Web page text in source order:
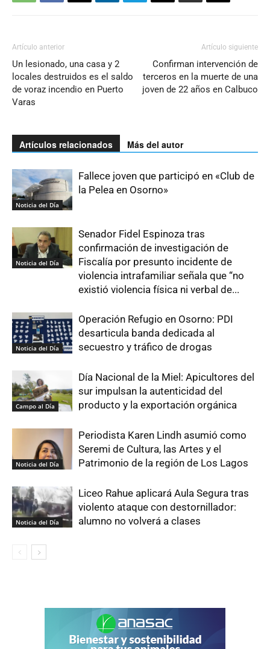
Artículo anterior
Un lesionado, una casa y 2
locales destruidos es el saldo
de voraz incendio en Puerto
Varas
Artículo siguiente
Confirman intervención de
terceros en la muerte de una
joven de 22 años en Calbuco
Artículos relacionados Más del autor
Noticia del Día
Fallece joven que participó en «Club de
la Pelea en Osorno»
Noticia del Día
Senador Fidel Espinoza tras
confirmación de investigación de
Fiscalía por presunto incidente de
violencia intrafamiliar señala que “no
existió violencia física ni verbal de...
Noticia del Día
Operación Refugio en Osorno: PDI
desarticula banda dedicada al
secuestro y tráfico de drogas
Campo al Día
Día Nacional de la Miel: Apicultores del
sur impulsan la autenticidad del
producto y la exportación orgánica
Noticia del Día
Periodista Karen Lindh asumió como
Seremi de Cultura, las Artes y el
Patrimonio de la región de Los Lagos
Noticia del Día
Liceo Rahue aplicará Aula Segura tras
violento ataque con destornillador:
alumno no volverá a clases